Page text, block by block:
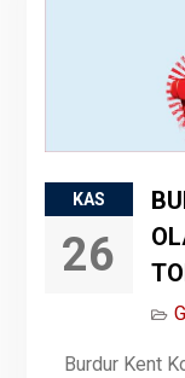
KAS
26
Burdur Kent